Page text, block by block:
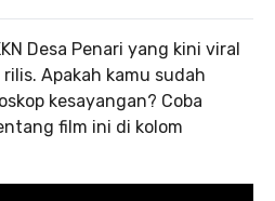
Desa Penari yang kini viral
Apakah kamu sudah
kesayangan? Coba
film ini di kolom